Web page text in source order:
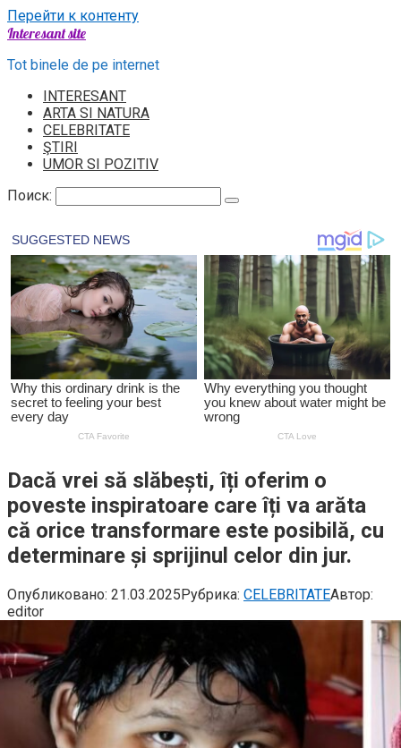
Перейти к контенту
Interesant site
Tot binele de pe internet
INTERESANT
ARTA SI NATURA
CELEBRITATE
ŞTIRI
UMOR SI POZITIV
Поиск:
Dacă vrei să slăbești, îți oferim o
poveste inspiratoare care îți va arăta
că orice transformare este posibilă, cu
determinare și sprijinul celor din jur.
Опубликовано: 21.03.2025Рубрика: CELEBRITATEАвтор:
editor